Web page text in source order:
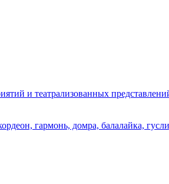
и театрализованных
гармонь, домра, балалайка,